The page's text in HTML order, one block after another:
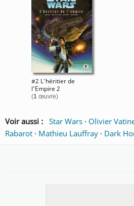
#2 L'héritier de
l'Empire 2
(1œuvre)
Voir aussi : Star Wars · Olivier
Rabarot · Mathieu Lauffray · Dark